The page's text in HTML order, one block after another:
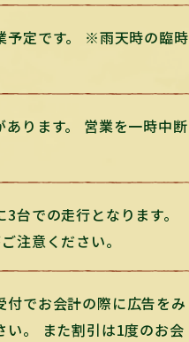
予定です。 ※雨天時の臨時
ります。 営業を一時中断
台での走行となります。
注意ください。
でお会計の際に広告をみ
い。 また割引は1度のお会